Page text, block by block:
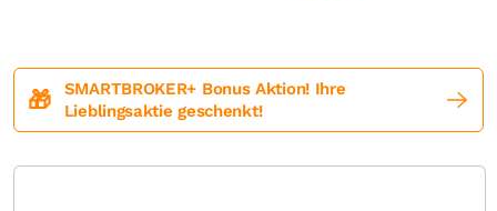
🎁
SMARTBROKER+ Bonus Aktion! Ihre
Lieblingsaktie geschenkt!